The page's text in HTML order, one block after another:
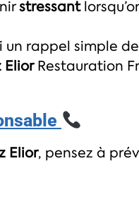
stressant
un rappel simple
Restauration
Elior, pensez à